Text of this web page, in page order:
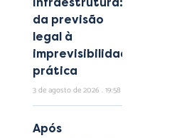
da previsão
legal à
imprevisibilidade
prática
3 de agosto de 2026 19:58
Após